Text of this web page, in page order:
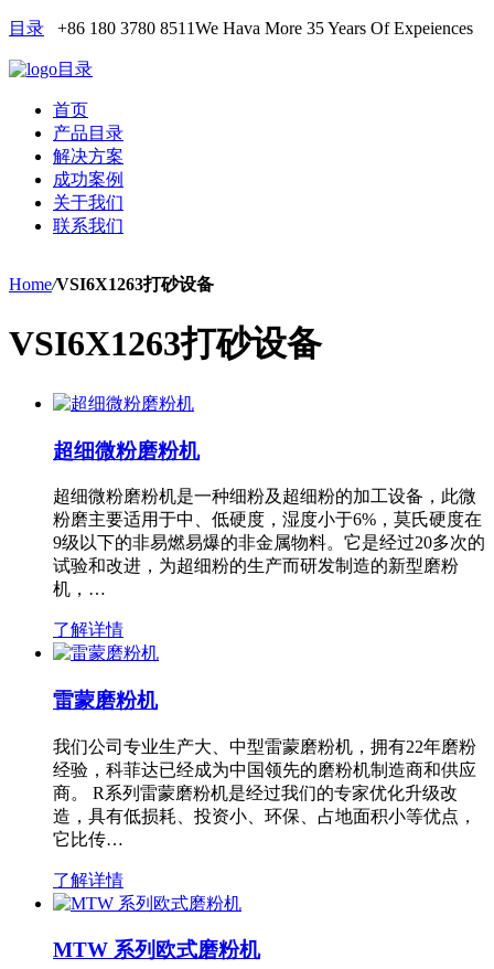
目录 +86 180 3780 8511We Hava More 35 Years Of Expeiences
目录
首页
产品目录
解决方案
成功案例
关于我们
联系我们
Home/VSI6X1263打砂设备
VSI6X1263打砂设备
超细微粉磨粉机
超细微粉磨粉机是一种细粉及超细粉的加工设备，此微
粉磨主要适用于中、低硬度，湿度小于6%，莫氏硬度在
9级以下的非易燃易爆的非金属物料。它是经过20多次的
试验和改进，为超细粉的生产而研发制造的新型磨粉
机，…
了解详情
雷蒙磨粉机
我们公司专业生产大、中型雷蒙磨粉机，拥有22年磨粉
经验，科菲达已经成为中国领先的磨粉机制造商和供应
商。 R系列雷蒙磨粉机是经过我们的专家优化升级改
造，具有低损耗、投资小、环保、占地面积小等优点，
它比传…
了解详情
MTW 系列欧式磨粉机